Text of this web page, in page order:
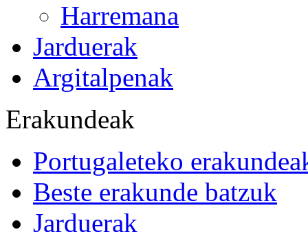
Harremana
Jarduerak
Argitalpenak
Erakundeak
Portugaleteko
Beste erakunde batzuk
Jarduerak